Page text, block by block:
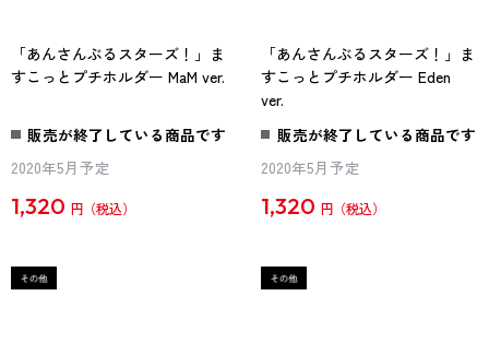
「あんさんぶるスターズ！」ま
すこっとプチホルダー MaM ver.
販売が終了している商品です
2020年5月予定
1,320 円
「あんさんぶるスターズ！」ま
すこっとプチホルダー Eden
ver.
販売が終了している商品です
2020年5月予定
1,320 円